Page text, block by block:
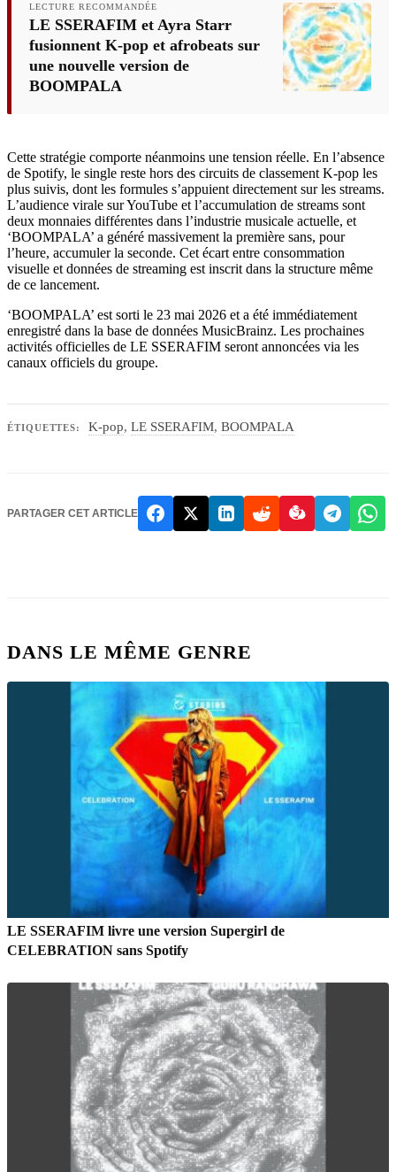
LECTURE RECOMMANDÉE
LE SSERAFIM et Ayra Starr
fusionnent K-pop et afrobeats sur
une nouvelle version de
BOOMPALA
Cette stratégie comporte néanmoins une tension réelle. En l’absence
de Spotify, le single reste hors des circuits de classement K-pop les
plus suivis, dont les formules s’appuient directement sur les streams.
L’audience virale sur YouTube et l’accumulation de streams sont
deux monnaies différentes dans l’industrie musicale actuelle, et
‘BOOMPALA’ a généré massivement la première sans, pour
l’heure, accumuler la seconde. Cet écart entre consommation
visuelle et données de streaming est inscrit dans la structure même
de ce lancement.
‘BOOMPALA’ est sorti le 23 mai 2026 et a été immédiatement
enregistré dans la base de données MusicBrainz. Les prochaines
activités officielles de LE SSERAFIM seront annoncées via les
canaux officiels du groupe.
ÉTIQUETTES: K-pop, LE SSERAFIM, BOOMPALA
PARTAGER CET ARTICLE
DANS LE MÊME GENRE
LE SSERAFIM livre une version Supergirl de
CELEBRATION sans Spotify